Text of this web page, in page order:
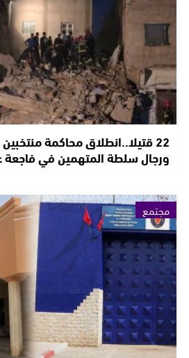
22 قتيلا..انطلاق محاكمة
ورجال سلطة المتهمين في
مجتمع